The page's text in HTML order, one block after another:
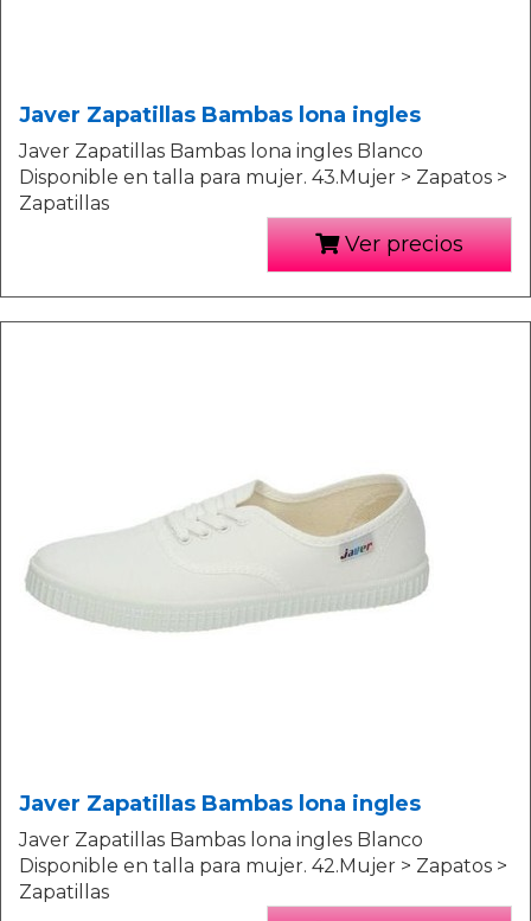
Javer Zapatillas Bambas lona ingles
Javer Zapatillas Bambas lona ingles Blanco
Disponible en talla para mujer. 43.Mujer > Zapatos >
Zapatillas
Ver precios
Javer Zapatillas Bambas lona ingles
Javer Zapatillas Bambas lona ingles Blanco
Disponible en talla para mujer. 42.Mujer > Zapatos >
Zapatillas